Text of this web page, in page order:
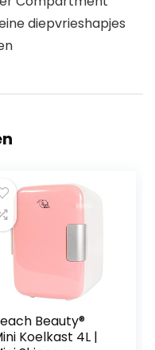
diepvrieshapjes
Beauty®
Koelkast 4L |